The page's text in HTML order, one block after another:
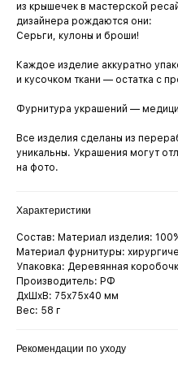
из крышечек в мастерской
дизайнера рождаются они:
Серьги, кулоны и броши!
Каждое изделие аккуратно
и кусочком ткани — остатка с
Фурнитура украшений —
Все изделия сделаны из
уникальны. Украшения могут
на фото.
Характеристики
Состав: Материал изделия:
Материал фурнитуры:
Упаковка: Деревянная
Производитель: РФ
ДxШxВ: 75x75x40 мм
Вес: 58 г
Рекомендации по уходу